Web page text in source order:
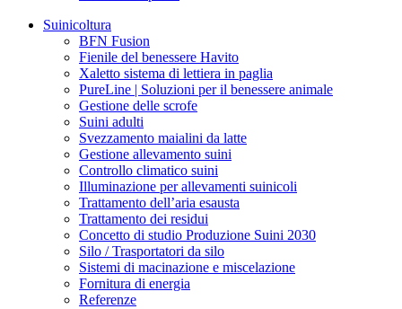
Suinicoltura
BFN Fusion
Fienile del benessere Havito
Xaletto sistema di lettiera in paglia
PureLine | Soluzioni per il benessere animale
Gestione delle scrofe
Suini adulti
Svezzamento maialini da latte
Gestione allevamento suini
Controllo climatico suini
Illuminazione per allevamenti suinicoli
Trattamento dell’aria esausta
Trattamento dei residui
Concetto di studio Produzione Suini 2030
Silo / Trasportatori da silo
Sistemi di macinazione e miscelazione
Fornitura di energia
Referenze